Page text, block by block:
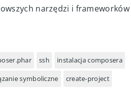
narzędzi i frameworków –